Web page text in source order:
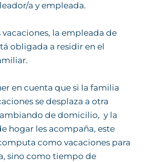
a y empleada.
vacaciones, la empleada de
obligada a residir en el
en cuenta que si la familia
se desplaza a otra
de domicilio, y la
hogar les acompaña, este
como vacaciones para
sino como tiempo de